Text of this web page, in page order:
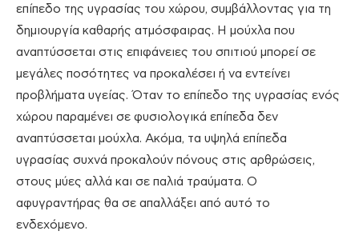
επίπεδο της υγρασίας του χώρου, συμβάλλοντας για τη
δημιουργία καθαρής ατμόσφαιρας. Η μούχλα που
αναπτύσσεται στις επιφάνειες του σπιτιού μπορεί σε
μεγάλες ποσότητες να προκαλέσει ή να εντείνει
προβλήματα υγείας. Όταν το επίπεδο της υγρασίας ενός
χώρου παραμένει σε φυσιολογικά επίπεδα δεν
αναπτύσσεται μούχλα. Ακόμα, τα υψηλά επίπεδα
υγρασίας συχνά προκαλούν πόνους στις αρθρώσεις,
στους μύες αλλά και σε παλιά τραύματα. Ο
αφυγραντήρας θα σε απαλλάξει από αυτό το
ενδεχόμενο.